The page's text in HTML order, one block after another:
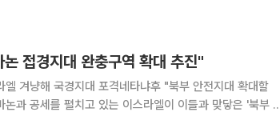
접경지대 완충구역 확대 추진"
겨냥해 국경지대 포격네타냐후 "북부 안전지대 확대할